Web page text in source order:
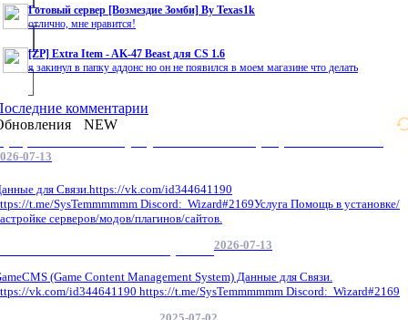
Готовый сервер [Возмездие Зомби] By Texas1k
отлично, мне нравится!
[ZP] Extra Item - AK-47 Beast для CS 1.6
я закинул в папку аддонс но он не появился в моем магазине что делать
комментарии
NEW
07-13
для Связи.https://vk.com/id344641190
t.me/SysTemmmmmm Discord: Wizard#2169Услуга Помощь в установке/
серверов/модов/плагинов/сайтов.
2026-07-13
(Game Content Management System) Данные для Связи.
vk.com/id344641190 https://t.me/SysTemmmmmm Discord: Wizard#2169